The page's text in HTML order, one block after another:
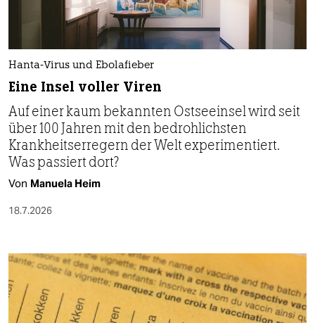
Hanta-Virus und Ebolafieber
Eine Insel voller Viren
Auf einer kaum bekannten Ostseeinsel wird seit
über 100 Jahren mit den bedrohlichsten
Krankheitserregern der Welt experimentiert.
Was passiert dort?
Von Manuela Heim
18.7.2026